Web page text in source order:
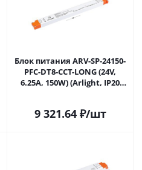
Блок питания ARV-SP-24150-
PFC-DT8-CCT-LONG (24V,
6.25A, 150W) (Arlight, IP20
9 321.64₽/шт